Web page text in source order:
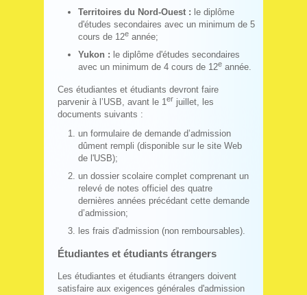
Territoires du Nord-Ouest : le diplôme
d'études secondaires avec un minimum de 5
cours de 12e année;
Yukon : le diplôme d'études secondaires
avec un minimum de 4 cours de 12e année.
Ces étudiantes et étudiants devront faire
parvenir à l’USB, avant le 1 er juillet, les
documents suivants :
un formulaire de demande d’admission
dûment rempli (disponible sur le site Web
de l'USB);
un dossier scolaire complet comprenant un
relevé de notes officiel des quatre
dernières années précédant cette demande
d’admission;
les frais d'admission (non remboursables).
Étudiantes et étudiants étrangers
Les étudiantes et étudiants étrangers doivent
satisfaire aux exigences générales d'admission